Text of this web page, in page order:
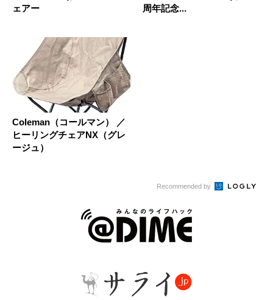
ェアー
周年記念...
Coleman（コールマン） ／
ヒーリングチェアNX（グレ
ージュ）
Recommended by